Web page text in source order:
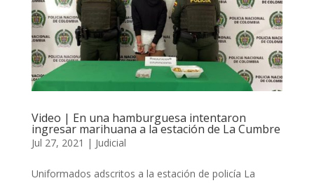
Video | En una hamburguesa intentaron
ingresar marihuana a la estación de La Cumbre
Jul 27, 2021 | Judicial
Uniformados adscritos a la estación de policía La